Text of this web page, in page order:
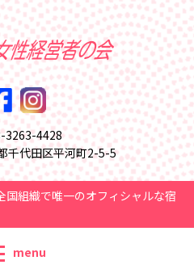
3263-4428
千代田区平河町2-5-5
組織で唯一のオフィシャルな宿
menu